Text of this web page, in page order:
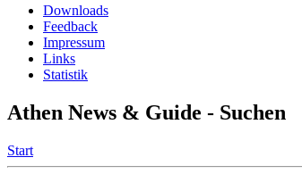
Downloads
Feedback
Impressum
Links
Statistik
Athen News & Guide - Suchen
Start